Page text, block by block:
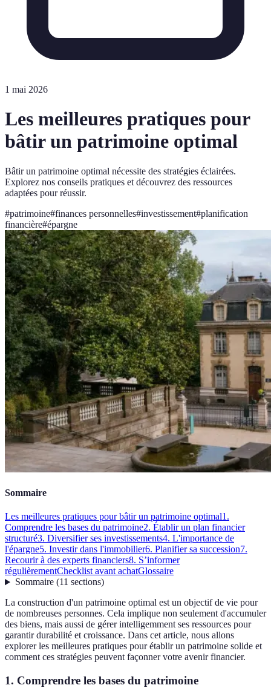
1 mai 2026
Les meilleures pratiques pour
bâtir un patrimoine optimal
Bâtir un patrimoine optimal nécessite des stratégies éclairées.
Explorez nos conseils pratiques et découvrez des ressources
adaptées pour réussir.
#patrimoine#finances personnelles#investissement#planification
financière#épargne
Sommaire
Les meilleures pratiques pour bâtir un patrimoine optimal1.
Comprendre les bases du patrimoine2. Établir un plan financier
structuré3. Diversifier ses investissements4. L'importance de
l'épargne5. Investir dans l'immobilier6. Planifier sa succession7.
Recourir à des experts financiers8. S’informer
régulièrementChecklist avant achatGlossaire
Sommaire(11 sections)
La construction d'un patrimoine optimal est un objectif de vie pour
de nombreuses personnes. Cela implique non seulement d'accumuler
des biens, mais aussi de gérer intelligemment ses ressources pour
garantir durabilité et croissance. Dans cet article, nous allons
explorer les meilleures pratiques pour établir un patrimoine solide et
comment ces stratégies peuvent façonner votre avenir financier.
1. Comprendre les bases du patrimoine